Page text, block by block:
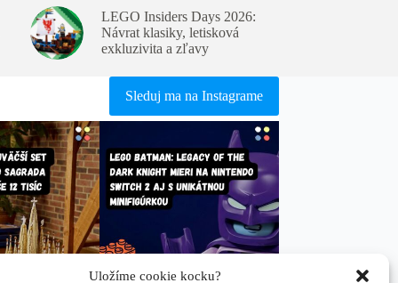
Uložíme cookie kocku?
LEGO Insiders Days 2026:
Návrat klasiky, letisková
exkluzivita a zľavy
Sleduj ma na Instagrame